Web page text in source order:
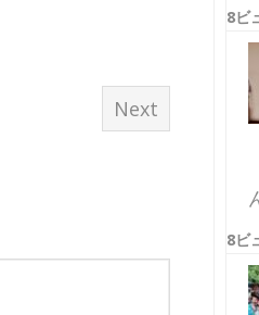
Next
8ビ
8ビ